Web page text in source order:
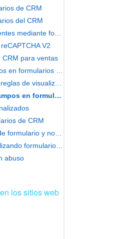
de CRM
del CRM
V2
para ventas
Valores predeterminados de campos en formularios de CRM
de CRM
abuso
los sitios web